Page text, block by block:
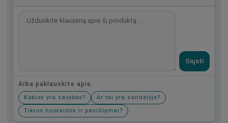
Siųsti
Arba paklauskite apie:
Kokios yra savybės?
Ar tai yra sandėlyje?
Tikros nuolaidos ir pasiūlymai?